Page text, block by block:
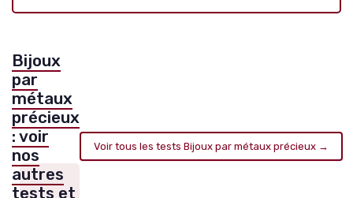
Bijoux
par
métaux
précieux
: voir
nos
autres
tests et
Voir tous les tests Bijoux par métaux précieux →